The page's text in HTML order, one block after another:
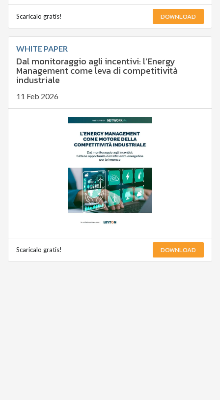
Scaricalo gratis! DOWNLOAD
WHITE PAPER
Dal monitoraggio agli incentivi: l’Energy
Management come leva di competitività
industriale
11 Feb 2026
Scaricalo gratis! DOWNLOAD